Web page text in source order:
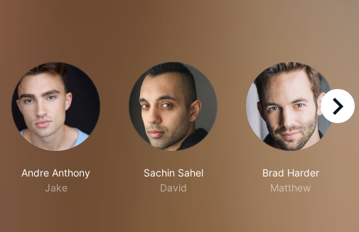
Andre Anthony
Jake
Sachin Sahel
David
Brad Harder
Matthew
right